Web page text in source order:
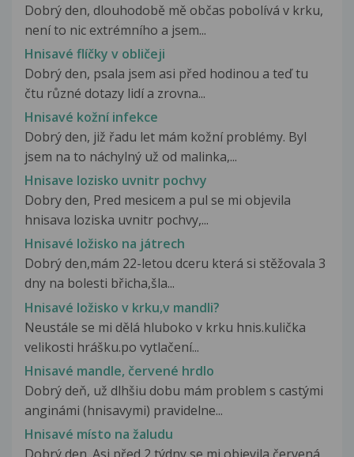
Dobrý den, dlouhodobě mě občas pobolívá v krku,
není to nic extrémního a jsem...
Hnisavé flíčky v obličeji
Dobrý den, psala jsem asi před hodinou a teď tu
čtu různé dotazy lidí a zrovna...
Hnisavé kožní infekce
Dobrý den, již řadu let mám kožní problémy. Byl
jsem na to náchylný už od malinka,...
Hnisave lozisko uvnitr pochvy
Dobry den, Pred mesicem a pul se mi objevila
hnisava loziska uvnitr pochvy,...
Hnisavé ložisko na játrech
Dobrý den,mám 22-letou dceru která si stěžovala 3
dny na bolesti břicha,šla...
Hnisavé ložisko v krku,v mandli?
Neustále se mi dělá hluboko v krku hnis.kulička
velikosti hrášku.po vytlačení...
Hnisavé mandle, červené hrdlo
Dobrý deň, už dlhšiu dobu mám problem s castými
anginámi (hnisavymi) pravidelne...
Hnisavé místo na žaludu